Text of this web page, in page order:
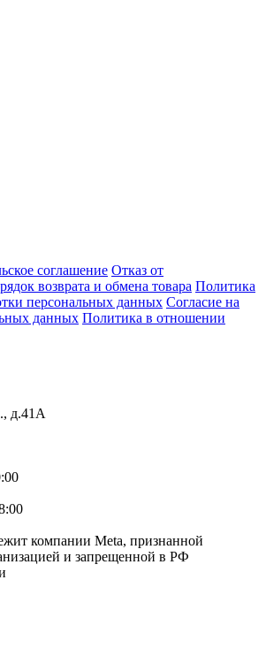
соглашение Отказ от
возврата и обмена товара Политика
персональных данных Согласие на
данных Политика в отношении
д.41А
компании Meta, признанной
и запрещенной в РФ